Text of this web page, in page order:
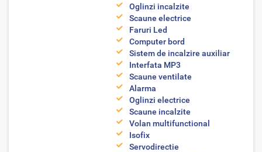
Oglinzi incalzite
Scaune electrice
Faruri Led
Computer bord
Sistem de incalzire auxiliar
Interfata MP3
Scaune ventilate
Alarma
Oglinzi electrice
Scaune incalzite
Volan multifunctional
Isofix
Servodirectie